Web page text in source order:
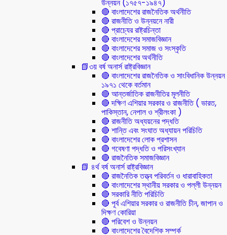
উন্নয়ন (১৭৫৭-১৯৪৭)
🔴 বাংলাদেশের রাজনৈতিক অর্থনীতি
🔴 রাজনীতি ও উন্নয়নে নারী
🔴 প্রাচ্যের রাষ্ট্রচিন্তা
🔴 বাংলাদেশের সমাজবিজ্ঞান
🔴 বাংলাদেশের সমাজ ও সংস্কৃতি
🔴 বাংলাদেশের অর্থনীতি
📗৩য় বর্ষ অনার্স রাষ্ট্রবিজ্ঞান
🔴 বাংলাদেশের রাজনৈতিক ও সাংবিধানিক উন্নয়ন
১৯৭১ থেকে বর্তমান
🔴 আন্তর্জাতিক রাজনীতির মূলনীতি
🔴 দক্ষিণ এশিয়ার সরকার ও রাজনীতি ( ভারত,
পাকিস্তান, নেপাল ও শ্রীলংকা )
🔴 রাজনীতি অধ্যয়নের পদ্ধতি
🔴 শান্তি এবং সংঘাত অধ্যায়ন পরিচিতি
🔴 বাংলাদেশের লোক প্রশাসন
🔴 গবেষণা পদ্ধতি ও পরিসংখ্যান
🔴 রাজনৈতিক সমাজবিজ্ঞান
📗 ৪র্থ বর্ষ অনার্স রাষ্ট্রবিজ্ঞান
🔴 রাজনৈতিক তত্ত্ব পরিবর্তন ও ধারাবাহিকতা
🔴 বাংলাদেশের স্থানীয় সরকার ও পল্লী উন্নয়ন
🔴 সরকারি নীতি পরিচিতি
🔴 পূর্ব এশিয়ার সরকার ও রাজনীতি চীন, জাপান ও
দিক্ষণ কোরিয়া
🔴 পরিবেশ ও উন্নয়ন
🔴 বাংলাদেশের বৈদেশিক সম্পর্ক